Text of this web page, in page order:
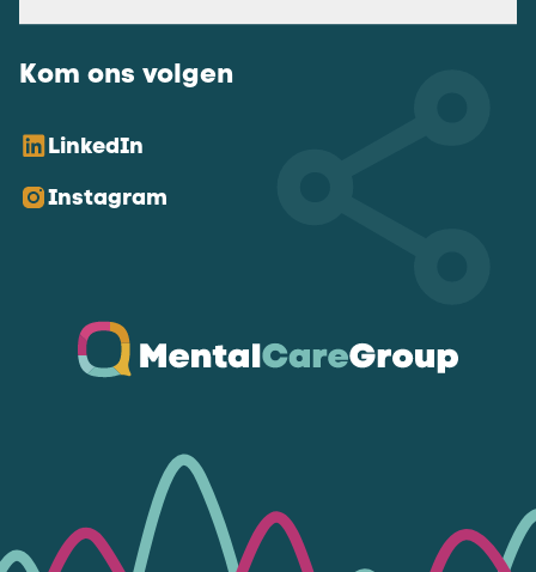
Kom ons volgen
LinkedIn
Instagram